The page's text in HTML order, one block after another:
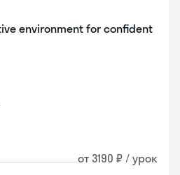
environment for confident
от 3190 ₽ / урок